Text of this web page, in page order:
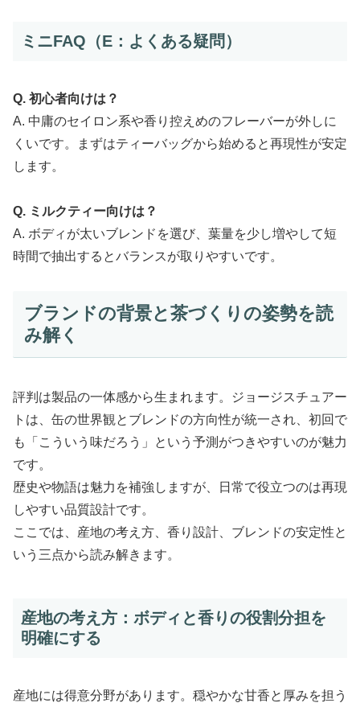
ミニFAQ（E：よくある疑問）
Q. 初心者向けは？
A. 中庸のセイロン系や香り控えめのフレーバーが外しに
くいです。まずはティーバッグから始めると再現性が安定
します。
Q. ミルクティー向けは？
A. ボディが太いブレンドを選び、葉量を少し増やして短
時間で抽出するとバランスが取りやすいです。
ブランドの背景と茶づくりの姿勢を読
み解く
評判は製品の一体感から生まれます。ジョージスチュアー
トは、缶の世界観とブレンドの方向性が統一され、初回で
も「こういう味だろう」という予測がつきやすいのが魅力
です。
歴史や物語は魅力を補強しますが、日常で役立つのは再現
しやすい品質設計です。
ここでは、産地の考え方、香り設計、ブレンドの安定性と
いう三点から読み解きます。
産地の考え方：ボディと香りの役割分担を
明確にする
産地には得意分野があります。穏やかな甘香と厚みを担う